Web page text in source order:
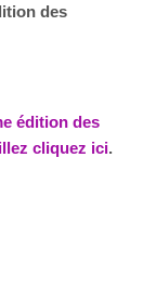
des
édition des
cliquez ici.